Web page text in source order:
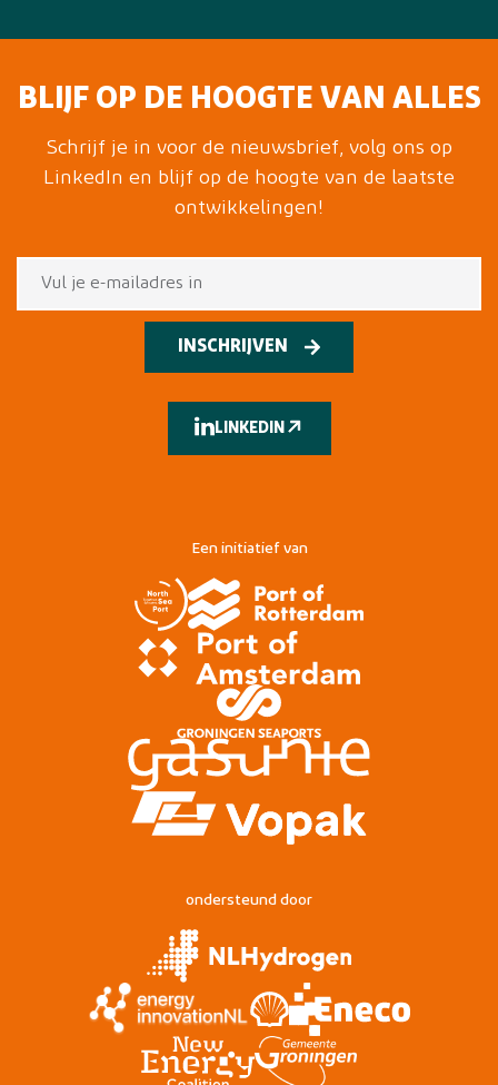
BLIJF OP DE HOOGTE VAN ALLES
Schrijf je in voor de nieuwsbrief, volg ons op
LinkedIn en blijf op de hoogte van de laatste
ontwikkelingen!
INSCHRIJVEN
LINKEDIN
Een initiatief van
ondersteund door